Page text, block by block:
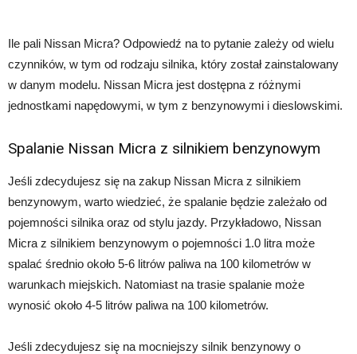
Ile pali Nissan Micra? Odpowiedź na to pytanie zależy od wielu
czynników, w tym od rodzaju silnika, który został zainstalowany
w danym modelu. Nissan Micra jest dostępna z różnymi
jednostkami napędowymi, w tym z benzynowymi i dieslowskimi.
Spalanie Nissan Micra z silnikiem benzynowym
Jeśli zdecydujesz się na zakup Nissan Micra z silnikiem
benzynowym, warto wiedzieć, że spalanie będzie zależało od
pojemności silnika oraz od stylu jazdy. Przykładowo, Nissan
Micra z silnikiem benzynowym o pojemności 1.0 litra może
spalać średnio około 5-6 litrów paliwa na 100 kilometrów w
warunkach miejskich. Natomiast na trasie spalanie może
wynosić około 4-5 litrów paliwa na 100 kilometrów.
Jeśli zdecydujesz się na mocniejszy silnik benzynowy o